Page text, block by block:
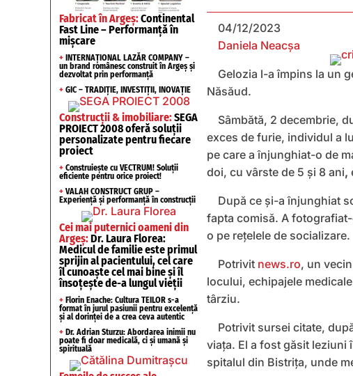
Fabricat în Argeș:Continental
Fast Line – Performanță în
mișcare
+ INTERNAȚIONAL LAZĂR COMPANY –
un brand românesc construit în Argeș și
dezvoltat prin performanță
+ GIC – TRADIȚIE, INVESTIȚII, INOVAȚIE
Construcții & imobiliare:SEGA
PROIECT 2008 oferă soluții
personalizate pentru fiecare
proiect
+ Construiește cu VECTRUM! Soluții
eficiente pentru orice proiect!
+ VALAH CONSTRUCT GRUP –
Experiență și performanță în construcții
Cei mai puternici oameni din
Argeș:Dr. Laura Florea:
Medicul de familie este primul
sprijin al pacientului, cel care
îl cunoaște cel mai bine și îl
însoțește de-a lungul vieții
+ Florin Enache: Cultura TEILOR s-a
format în jurul pasiunii pentru excelență
și al dorinței de a crea ceva autentic
+ Dr. Adrian Sturzu: Abordarea inimii nu
poate fi doar medicală, ci și umană și
spirituală
04/12/2023
Daniela Neacșa
Gelozia l-a împins la un
Năsăud.
Sâmbătă, 2 decembrie,
exces de furie, individul a
pe care a înjunghiat-o de
doi, cu vârste de 5 şi 8 ani,
După ce şi-a înjunghiat
fapta comisă. A
o pe reţelele de socializare.
Potrivit news.ro, un
locului, echipajele
târziu.
Potrivit sursei citate,
viața. El a fost găsit leziuni
spitalul din Bistrița, unde